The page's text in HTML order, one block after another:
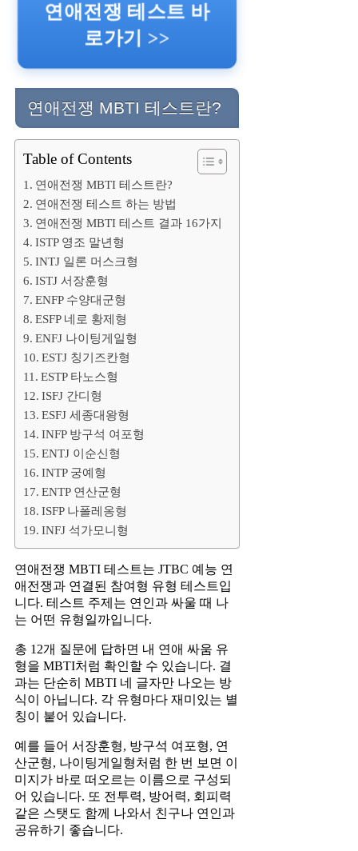
연애전쟁 테스트 바
로가기 >>
연애전쟁 MBTI 테스트란?
Table of Contents
연애전쟁 MBTI 테스트란?
연애전쟁 테스트 하는 방법
연애전쟁 MBTI 테스트 결과 16가지
ISTP 영조 말년형
INTJ 일론 머스크형
ISTJ 서장훈형
ENFP 수양대군형
ESFP 네로 황제형
ENFJ 나이팅게일형
ESTJ 칭기즈칸형
ESTP 타노스형
ISFJ 간디형
ESFJ 세종대왕형
INFP 방구석 여포형
ENTJ 이순신형
INTP 궁예형
ENTP 연산군형
ISFP 나폴레옹형
INFJ 석가모니형
연애전쟁 MBTI 테스트는 JTBC 예능 연
애전쟁과 연결된 참여형 유형 테스트입
니다. 테스트 주제는 연인과 싸울 때 나
는 어떤 유형일까입니다.
총 12개 질문에 답하면 내 연애 싸움 유
형을 MBTI처럼 확인할 수 있습니다. 결
과는 단순히 MBTI 네 글자만 나오는 방
식이 아닙니다. 각 유형마다 재미있는 별
칭이 붙어 있습니다.
예를 들어 서장훈형, 방구석 여포형, 연
산군형, 나이팅게일형처럼 한 번 보면 이
미지가 바로 떠오르는 이름으로 구성되
어 있습니다. 또 전투력, 방어력, 회피력
같은 스탯도 함께 나와서 친구나 연인과
공유하기 좋습니다.